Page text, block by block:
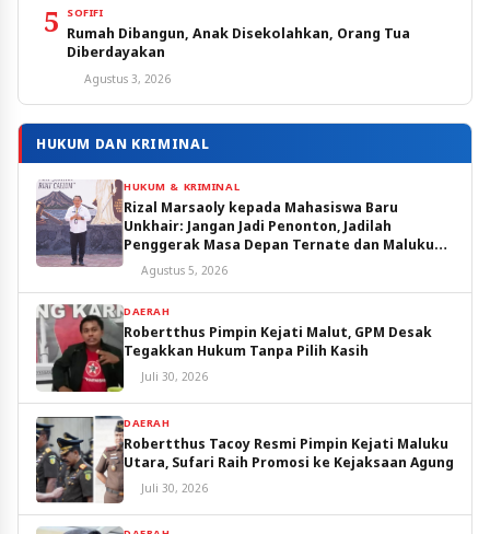
5 SOFIFI
Rumah Dibangun, Anak Disekolahkan, Orang Tua
Diberdayakan
Agustus 3, 2026
HUKUM DAN KRIMINAL
HUKUM & KRIMINAL
Rizal Marsaoly kepada Mahasiswa Baru
Unkhair: Jangan Jadi Penonton, Jadilah
Penggerak Masa Depan Ternate dan Maluku
Utara
Agustus 5, 2026
DAERAH
Robertthus Pimpin Kejati Malut, GPM Desak
Tegakkan Hukum Tanpa Pilih Kasih
Juli 30, 2026
DAERAH
Robertthus Tacoy Resmi Pimpin Kejati Maluku
Utara, Sufari Raih Promosi ke Kejaksaan Agung
Juli 30, 2026